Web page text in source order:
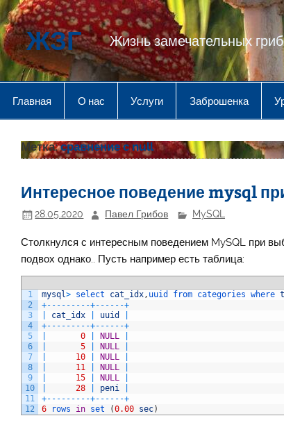
Перейти
к
содержимому
ЖЗГ Жизнь замечательных
Главная О нас Услуги Заброшенка
Метка:сравнение с null
Интересное поведение mysql
28.05.2020 Павел Грибов MySQL
Столкнулся с интересным поведением MySQL при
подвох однако.. Пусть например есть таблица:
1
2
3
4
5
6
7
8
9
10
11
12
mysql> select cat_idx, uuid from categories where
+-- -- -- -- -+-- -- --+
cat_idx uuid
+-- -- -- -- -+-- -- --+
0 NULL
5 NULL
10 NULL
11 NULL
15 NULL
28 peni
+-- -- -- -- -+-- -- --+
6
rows in set (0.00 sec)